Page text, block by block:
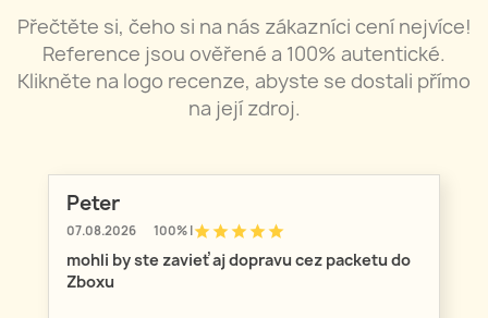
Přečtěte si, čeho si na nás zákazníci cení nejvíce!
Reference jsou ověřené a 100% autentické.
Klikněte na logo recenze, abyste se dostali přímo
na její zdroj.
Peter
07.08.2026 100% |starstarstarstarstar
mohli by ste zavieť aj dopravu cez packetu do
Zboxu